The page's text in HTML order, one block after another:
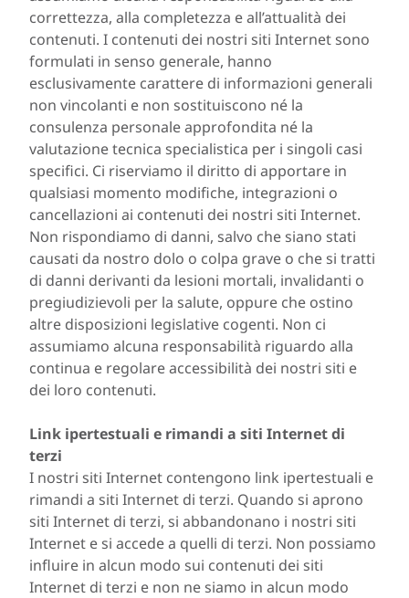
correttezza, alla completezza e all’attualità dei
contenuti. I contenuti dei nostri siti Internet sono
formulati in senso generale, hanno
esclusivamente carattere di informazioni generali
non vincolanti e non sostituiscono né la
consulenza personale approfondita né la
valutazione tecnica specialistica per i singoli casi
specifici. Ci riserviamo il diritto di apportare in
qualsiasi momento modifiche, integrazioni o
cancellazioni ai contenuti dei nostri siti Internet.
Non rispondiamo di danni, salvo che siano stati
causati da nostro dolo o colpa grave o che si tratti
di danni derivanti da lesioni mortali, invalidanti o
pregiudizievoli per la salute, oppure che ostino
altre disposizioni legislative cogenti. Non ci
assumiamo alcuna responsabilità riguardo alla
continua e regolare accessibilità dei nostri siti e
dei loro contenuti.
Link ipertestuali e rimandi a siti Internet di
terzi
I nostri siti Internet contengono link ipertestuali e
rimandi a siti Internet di terzi. Quando si aprono
siti Internet di terzi, si abbandonano i nostri siti
Internet e si accede a quelli di terzi. Non possiamo
influire in alcun modo sui contenuti dei siti
Internet di terzi e non ne siamo in alcun modo